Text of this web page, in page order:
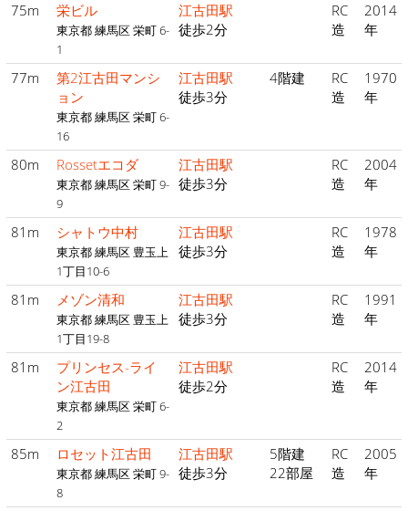
75m 栄ビル
東京都 練馬区 栄町 6-
1
江古田駅
徒歩2分
RC
造
2014
年
77m
第2江古田マンシ
ョン
東京都 練馬区 栄町 6-
16
江古田駅
徒歩3分
4階建
RC
造
1970
年
80m Rossetエコダ
東京都 練馬区 栄町 9-
9
江古田駅
徒歩3分
RC
造
2004
年
81m シャトウ中村
東京都 練馬区 豊玉上
1丁目10-6
江古田駅
徒歩3分
RC
造
1978
年
81m メゾン清和
東京都 練馬区 豊玉上
1丁目19-8
江古田駅
徒歩3分
RC
造
1991
年
81m
プリンセス-ライ
ン江古田
東京都 練馬区 栄町 6-
2
江古田駅
徒歩2分
RC
造
2014
年
85m ロセット江古田
東京都 練馬区 栄町 9-
8
江古田駅
徒歩3分
5階建
22部屋
RC
造
2005
年